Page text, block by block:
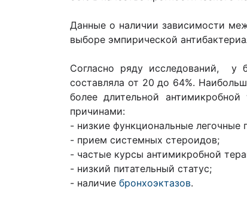
Данные о наличии зависимости
выборе эмпирической
Согласно ряду исследований, у
составляла от 20 до 64%.
более длительной
причинами:
- низкие функциональные легочные
- прием системных стероидов;
- частые курсы антимикробной
- низкий питательный статус;
- наличие бронхоэктазов.